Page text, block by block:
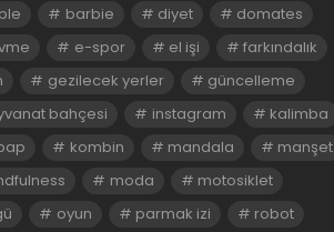
barbie diyet
domates
e-spor el işi
farkındalık
gezilecek yerler
güncelleme
bahçesi
instagram
kalimba
kombin mandala
manşet
moda
motosiklet
oyun parmak izi
robot